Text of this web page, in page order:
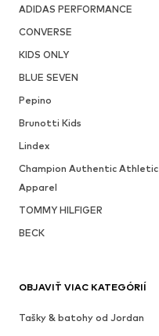
ADIDAS PERFORMANCE
CONVERSE
KIDS ONLY
BLUE SEVEN
Pepino
Brunotti Kids
Lindex
Champion Authentic Athletic
Apparel
TOMMY HILFIGER
BECK
OBJAVIŤ VIAC KATEGÓRIÍ
Tašky & batohy od Jordan